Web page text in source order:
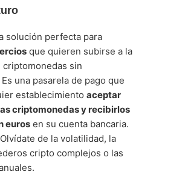
solución perfecta para
que quieren subirse a la
sin
una pasarela de pago que
establecimientoaceptar
criptomonedas y recibirlos
euros en su cuenta bancaria.
de la volatilidad, la
cripto complejos o las